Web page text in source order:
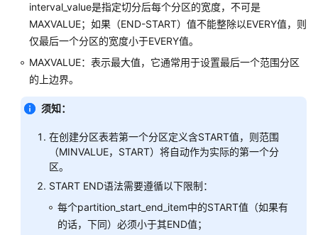
CREATE
LANGUAGE
CREATE
POLICY
MATERIALIZED
CREATE
MODEL
interval_value是指定切分后每个分区的宽度，不可是
MAXVALUE；如果（END-START）值不能整除以EVERY值，则
仅最后一个分区的宽度小于EVERY值。
MAXVALUE：表示最大值，它通常用于设置最后一个范围分区
的上边界。
须知：
在创建分区表若第一个分区定义含START值，则范围
（MINVALUE，START）将自动作为实际的第一个分
区。
START END语法需要遵循以下限制：
每个partition_start_end_item中的START值（如果有
的话，下同）必须小于其END值；